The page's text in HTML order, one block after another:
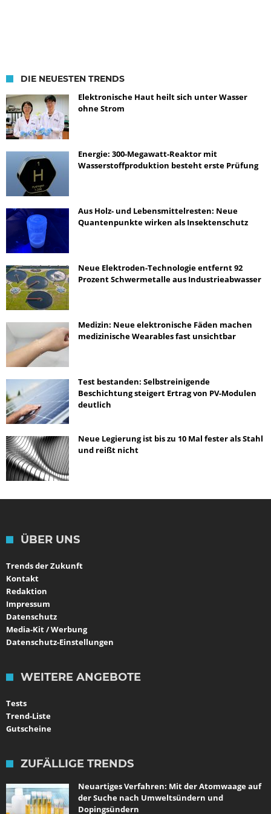
DIE NEUESTEN TRENDS
Elektronische Haut heilt sich unter Wasser
ohne Strom
Energie: 300-Megawatt-Reaktor mit
Wasserstoffproduktion besteht erste Prüfung
Aus Holz- und Lebensmittelresten: Neue
Quantenpunkte wirken als Insektenschutz
Neue Elektroden-Technologie entfernt 92
Prozent Schwermetalle aus Industrieabwasser
Medizin: Neue elektronische Fäden machen
medizinische Wearables fast unsichtbar
Test bestanden: Selbstreinigende
Beschichtung steigert Ertrag von PV-Modulen
deutlich
Neue Legierung ist bis zu 10 Mal fester als Stahl
und reißt nicht
ÜBER UNS
Trends der Zukunft
Kontakt
Redaktion
Impressum
Datenschutz
Media-Kit / Werbung
Datenschutz-Einstellungen
WEITERE ANGEBOTE
Tests
Trend-Liste
Gutscheine
ZUFÄLLIGE TRENDS
Neuartiges Verfahren: Mit der Atomwaage auf
der Suche nach Umweltsündern und
Dopingsündern